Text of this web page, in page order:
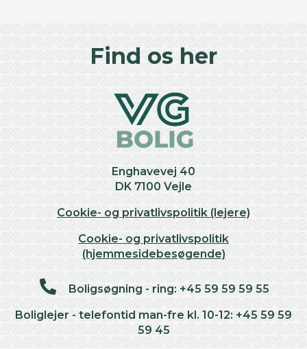
Find os her
Enghavevej 40
DK 7100 Vejle
Cookie- og privatlivspolitik (lejere)
Cookie- og privatlivspolitik
(hjemmesidebesøgende)
Boligsøgning - ring: +45 59 59 59 55
Boliglejer - telefontid man-fre kl. 10-12: +45 59 59
59 45